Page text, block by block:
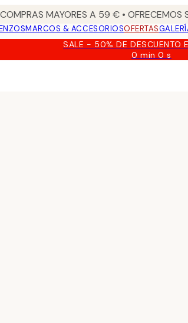
MAYORES A 59 € •
MARCOS & ACCESORIOSOFERTAS
SALE - 50% DE DESCUENTO
0 min0 s
Válido